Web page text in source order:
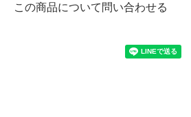
この商品について問い合わせる